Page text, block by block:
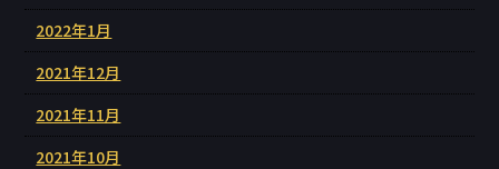
2022年1月
2021年12月
2021年11月
2021年10月